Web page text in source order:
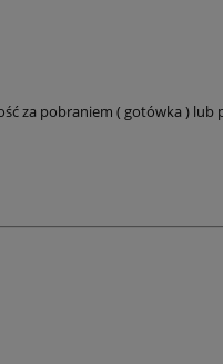
za pobraniem ( gotówka ) lub